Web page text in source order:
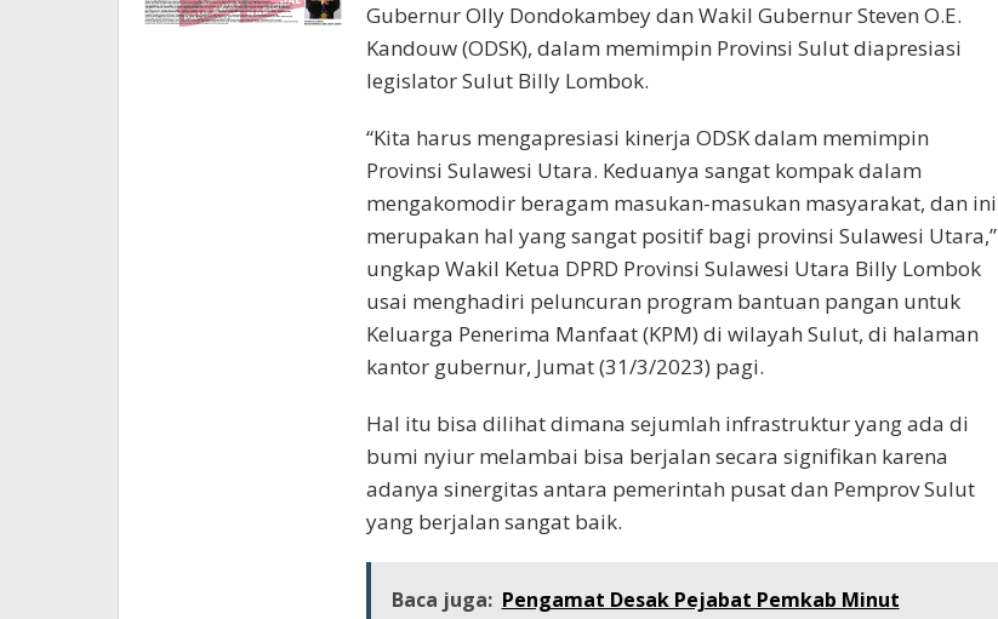
Gubernur Olly Dondokambey dan Wakil Gubernur Steven O.E.
Kandouw (ODSK), dalam memimpin Provinsi Sulut diapresiasi
legislator Sulut Billy Lombok.
“Kita harus mengapresiasi kinerja ODSK dalam memimpin
Provinsi Sulawesi Utara. Keduanya sangat kompak dalam
mengakomodir beragam masukan-masukan masyarakat, dan ini
merupakan hal yang sangat positif bagi provinsi Sulawesi Utara,”
ungkap Wakil Ketua DPRD Provinsi Sulawesi Utara Billy Lombok
usai menghadiri peluncuran program bantuan pangan untuk
Keluarga Penerima Manfaat (KPM) di wilayah Sulut, di halaman
kantor gubernur, Jumat (31/3/2023) pagi.
Hal itu bisa dilihat dimana sejumlah infrastruktur yang ada di
bumi nyiur melambai bisa berjalan secara signifikan karena
adanya sinergitas antara pemerintah pusat dan Pemprov Sulut
yang berjalan sangat baik.
Baca juga: Pengamat Desak Pejabat Pemkab Minut